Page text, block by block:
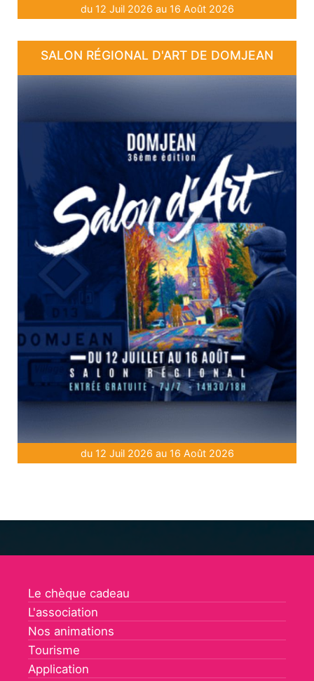
du 12 Juil 2026 au 16 Août 2026
SALON RÉGIONAL D'ART DE DOMJEAN
du 12 Juil 2026 au 16 Août 2026
Le chèque cadeau
L'association
Nos animations
Tourisme
Application